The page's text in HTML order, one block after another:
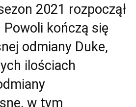
2021 rozpoczął
Powoli kończą się
odmiany Duke,
ilościach
w tym